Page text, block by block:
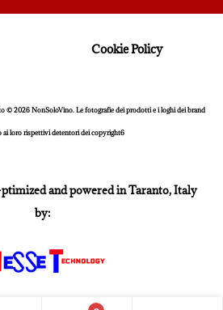
Cookie Policy
© 2026 NonSoloVino. Le fotografie dei prodotti e i loghi dei brand
ai loro rispettivi detentori dei copyright6
ptimized and powered in Taranto, Italy
by: